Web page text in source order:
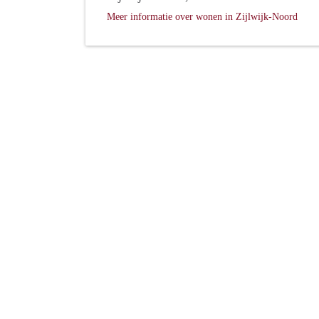
Meer informatie over wonen in Zijlwijk-Noord